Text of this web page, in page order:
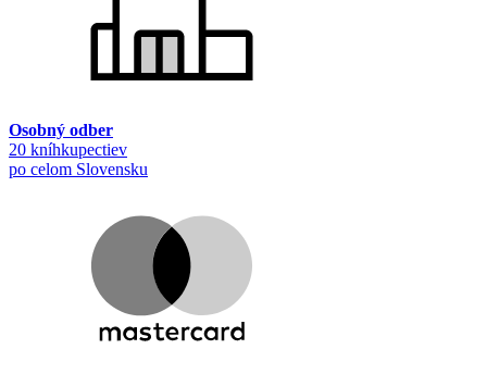
Osobný odber
20 kníhkupectiev
po celom Slovensku